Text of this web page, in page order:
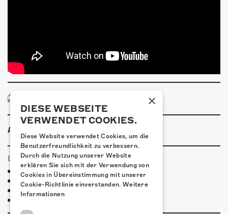
ANLASSINFORMATIONEN
LINKS & PARTNER
Facebook-Event
J.B.O.
Three Elements
×
DIESE WEBSEITE
VERWENDET COOKIES.
Diese Website verwendet Cookies, um die
Benutzerfreundlichkeit zu verbessern.
Durch die Nutzung unserer Website
erklären Sie sich mit der Verwendung von
Cookies in Übereinstimmung mit unserer
Cookie-Richtlinie einverstanden. Weitere
Informationen